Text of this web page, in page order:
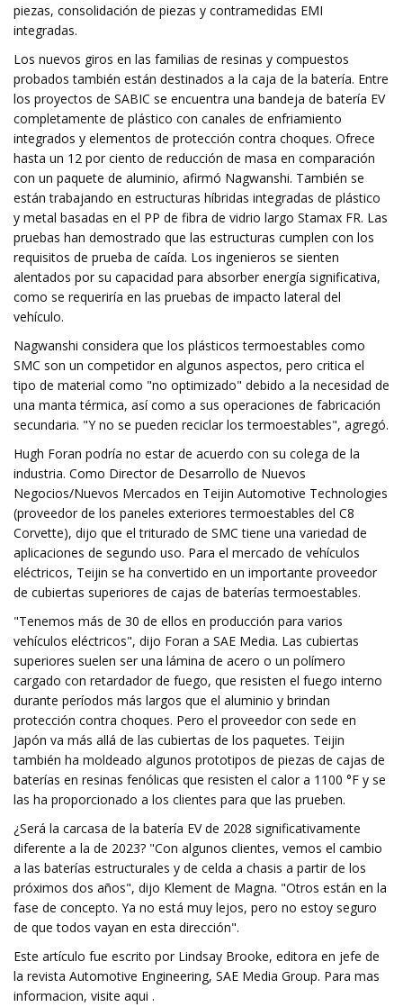
piezas, consolidación de piezas y contramedidas EMI
integradas.
Los nuevos giros en las familias de resinas y compuestos
probados también están destinados a la caja de la batería. Entre
los proyectos de SABIC se encuentra una bandeja de batería EV
completamente de plástico con canales de enfriamiento
integrados y elementos de protección contra choques. Ofrece
hasta un 12 por ciento de reducción de masa en comparación
con un paquete de aluminio, afirmó Nagwanshi. También se
están trabajando en estructuras híbridas integradas de plástico
y metal basadas en el PP de fibra de vidrio largo Stamax FR. Las
pruebas han demostrado que las estructuras cumplen con los
requisitos de prueba de caída. Los ingenieros se sienten
alentados por su capacidad para absorber energía significativa,
como se requeriría en las pruebas de impacto lateral del
vehículo.
Nagwanshi considera que los plásticos termoestables como
SMC son un competidor en algunos aspectos, pero critica el
tipo de material como "no optimizado" debido a la necesidad de
una manta térmica, así como a sus operaciones de fabricación
secundaria. "Y no se pueden reciclar los termoestables", agregó.
Hugh Foran podría no estar de acuerdo con su colega de la
industria. Como Director de Desarrollo de Nuevos
Negocios/Nuevos Mercados en Teijin Automotive Technologies
(proveedor de los paneles exteriores termoestables del C8
Corvette), dijo que el triturado de SMC tiene una variedad de
aplicaciones de segundo uso. Para el mercado de vehículos
eléctricos, Teijin se ha convertido en un importante proveedor
de cubiertas superiores de cajas de baterías termoestables.
"Tenemos más de 30 de ellos en producción para varios
vehículos eléctricos", dijo Foran a SAE Media. Las cubiertas
superiores suelen ser una lámina de acero o un polímero
cargado con retardador de fuego, que resisten el fuego interno
durante períodos más largos que el aluminio y brindan
protección contra choques. Pero el proveedor con sede en
Japón va más allá de las cubiertas de los paquetes. Teijin
también ha moldeado algunos prototipos de piezas de cajas de
baterías en resinas fenólicas que resisten el calor a 1100 °F y se
las ha proporcionado a los clientes para que las prueben.
¿Será la carcasa de la batería EV de 2028 significativamente
diferente a la de 2023? "Con algunos clientes, vemos el cambio
a las baterías estructurales y de celda a chasis a partir de los
próximos dos años", dijo Klement de Magna. "Otros están en la
fase de concepto. Ya no está muy lejos, pero no estoy seguro
de que todos vayan en esta dirección".
Este artículo fue escrito por Lindsay Brooke, editora en jefe de
la revista Automotive Engineering, SAE Media Group. Para mas
informacion, visite aqui .